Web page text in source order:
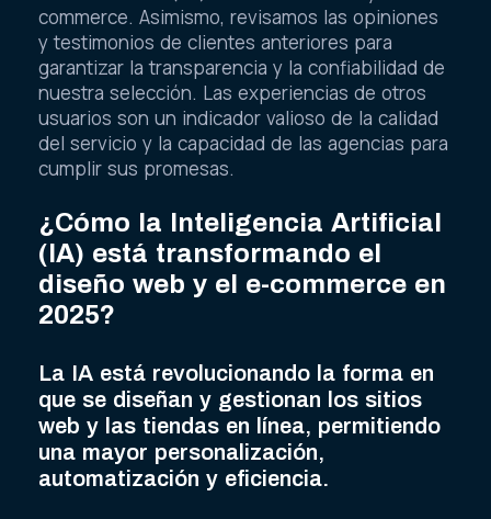
commerce. Asimismo, revisamos las opiniones
y testimonios de clientes anteriores para
garantizar la transparencia y la confiabilidad de
nuestra selección. Las experiencias de otros
usuarios son un indicador valioso de la calidad
del servicio y la capacidad de las agencias para
cumplir sus promesas.
¿Cómo la Inteligencia Artificial
(IA) está transformando el
diseño web y el e-commerce en
2025?
La IA está revolucionando la forma en
que se diseñan y gestionan los sitios
web y las tiendas en línea, permitiendo
una mayor personalización,
automatización y eficiencia.